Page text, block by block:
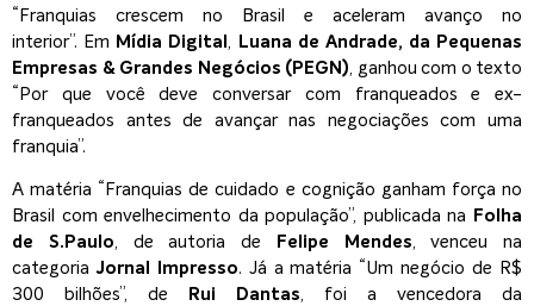
“Franquias crescem no Brasil e aceleram avanço no
interior”. Em Mídia Digital
Luana de Andrade, da Pequenas
Empresas & Grandes Negócios (PEGN) , ganhou com o texto
“Por que você deve conversar com franqueados e ex-
franqueados antes de avançar nas negociações com uma
franquia”.
A matéria “Franquias de cuidado e cognição ganham força no
Brasil com envelhecimento da população”, publicada na
Folha
de S.Paulo, de autoria de Felipe Mendes, venceu na
categoriaJornal Impresso. Já a matéria “Um negócio de R$
300 bilhões”, de
Rui Dantas, foi a vencedora da